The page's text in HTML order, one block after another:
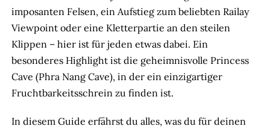
imposanten Felsen, ein Aufstieg zum beliebten Railay
Viewpoint oder eine Kletterpartie an den steilen
Klippen – hier ist für jeden etwas dabei. Ein
besonderes Highlight ist die geheimnisvolle Princess
Cave (Phra Nang Cave), in der ein einzigartiger
Fruchtbarkeitsschrein zu finden ist.
In diesem Guide erfährst du alles, was du für deinen